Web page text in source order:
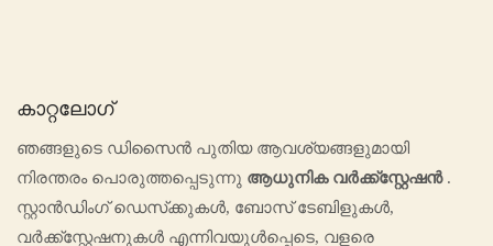
കാറ്റലോഗ്
ഞങ്ങളുടെ ഡിസൈൻ പുതിയ ആവശ്യങ്ങളുമായി
നിരന്തരം പൊരുത്തപ്പെടുന്നു ആധുനിക വർക്ക്സ്റ്റേഷൻ .
സ്റ്റാൻഡിംഗ് ഡെസ്‌ക്കുകൾ, ബോസ് ടേബിളുകൾ,
വർക്ക്‌സ്റ്റേഷനുകൾ എന്നിവയുൾപ്പെടെ, വളരെ